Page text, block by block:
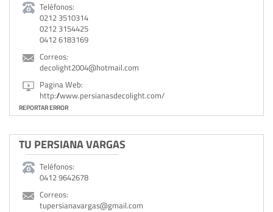
Teléfonos:
0212 3510314
0212 3154425
0412 6183169
Correos:
decolight2004@hotmail.com
Pagina Web:
http://www.persianasdecolight.com/
REPORTAR ERROR
TU PERSIANA VARGAS
Teléfonos:
0412 9642678
Correos:
tupersianavargas@gmail.com